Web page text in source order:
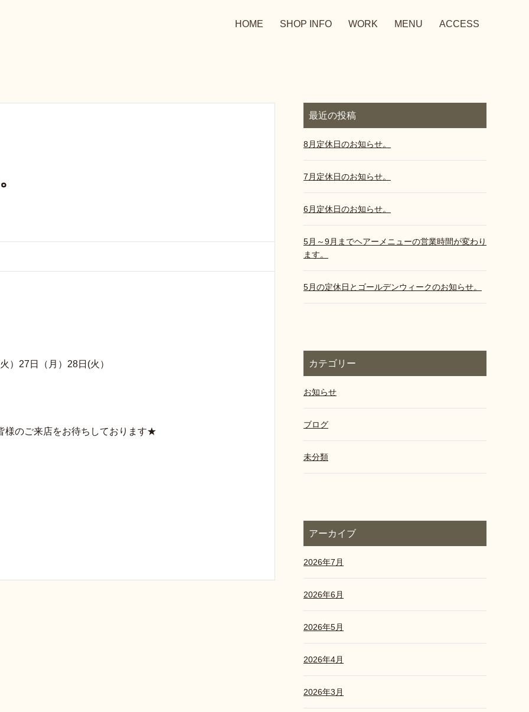
HOME SHOP INFO WORK MENU ACCESS
）27日（月）28日(火）
様のご来店をお待ちしております★
最近の投稿
8月定休日のお知らせ。
7月定休日のお知らせ。
6月定休日のお知らせ。
5月～9月までヘアーメニューの営業時間が変わり
ます。
5月の定休日とゴールデンウィークのお知らせ。
カテゴリー
お知らせ
ブログ
未分類
アーカイブ
2026年7月
2026年6月
2026年5月
2026年4月
2026年3月